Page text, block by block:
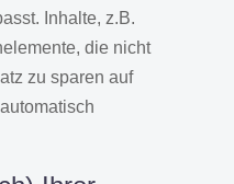
Inhalte, z.B.
die nicht
zu sparen auf